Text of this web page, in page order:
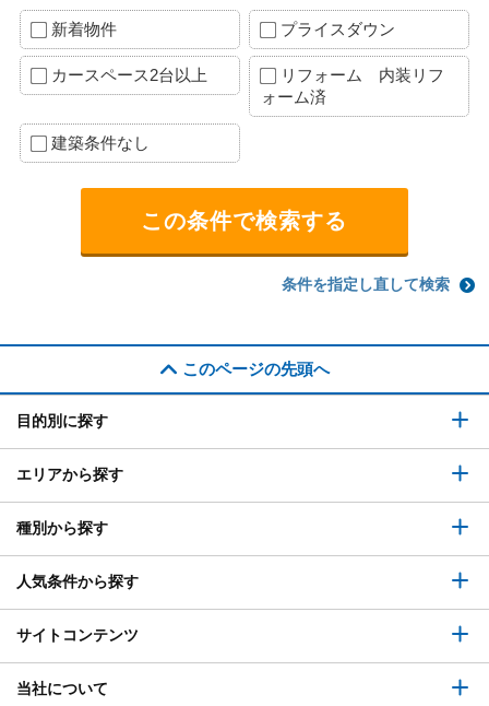
新着物件 プライスダウン
カースペース2台以上
リフォーム 内装リフ
ォーム済
建築条件なし
条件を指定し直して検索
このページの先頭へ
目的別に探す
エリアから探す
種別から探す
人気条件から探す
サイトコンテンツ
当社について